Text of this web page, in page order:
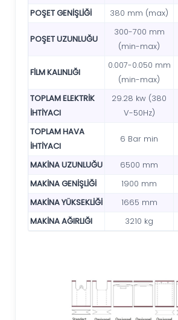
POŞET GENİŞLİĞİ
380 mm (max)
POŞET UZUNLUĞU
300-700 mm
(min-max)
FİLM KALINLIĞI
0.007-0.050 mm
(min-max)
TOPLAM ELEKTRİK
İHTİYACI
29.28 kw (380
V-50Hz)
TOPLAM HAVA
İHTİYACI
6 Bar min
MAKİNA UZUNLUĞU 6500 mm
MAKİNA GENİŞLİĞİ
1900 mm
MAKİNA YÜKSEKLİĞİ
1665 mm
MAKİNA AĞIRLIĞI
3210 kg